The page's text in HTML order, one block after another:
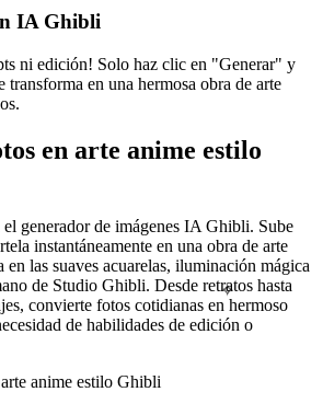
✧
IA Ghibli
ni edición! Solo haz clic en "Generar" y
transforma en una hermosa obra de arte
en arte anime estilo
generador de imágenes IA Ghibli. Sube
instantáneamente en una obra de arte
en las suaves acuarelas, iluminación mágica
de Studio Ghibli. Desde retratos hasta
convierte fotos cotidianas en hermoso
de habilidades de edición o